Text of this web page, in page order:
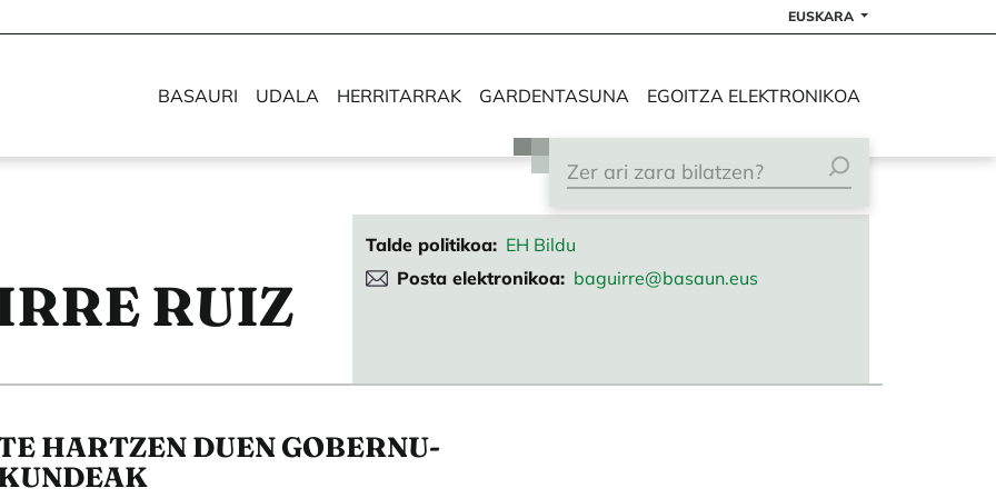
EUSKARA
BASAURI UDALA HERRITARRAK GARDENTASUNA EGOITZA ELEKTRONIKOA
RUIZ
Talde politikoa
EH Bildu
Posta elektronikoa
baguirre@basaun.eus
HARTZEN DUEN GOBERNU-